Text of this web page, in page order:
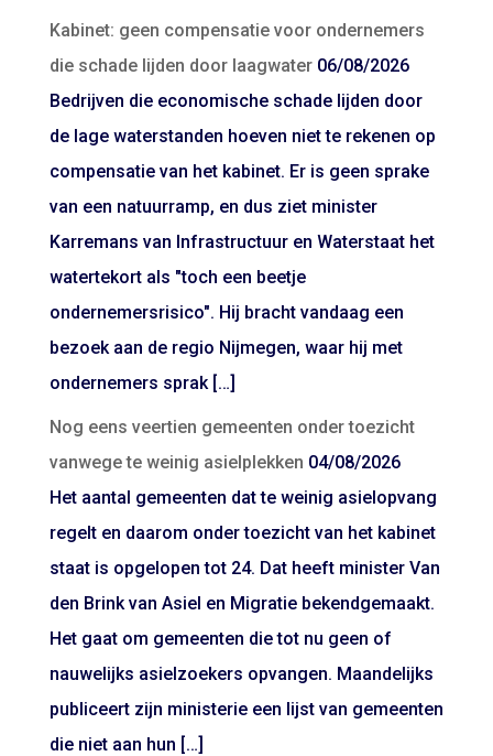
Kabinet: geen compensatie voor ondernemers
die schade lijden door laagwater 06/08/2026
Bedrijven die economische schade lijden door
de lage waterstanden hoeven niet te rekenen op
compensatie van het kabinet. Er is geen sprake
van een natuurramp, en dus ziet minister
Karremans van Infrastructuur en Waterstaat het
watertekort als "toch een beetje
ondernemersrisico". Hij bracht vandaag een
bezoek aan de regio Nijmegen, waar hij met
ondernemers sprak […]
Nog eens veertien gemeenten onder toezicht
vanwege te weinig asielplekken 04/08/2026
Het aantal gemeenten dat te weinig asielopvang
regelt en daarom onder toezicht van het kabinet
staat is opgelopen tot 24. Dat heeft minister Van
den Brink van Asiel en Migratie bekendgemaakt.
Het gaat om gemeenten die tot nu geen of
nauwelijks asielzoekers opvangen. Maandelijks
publiceert zijn ministerie een lijst van gemeenten
die niet aan hun […]